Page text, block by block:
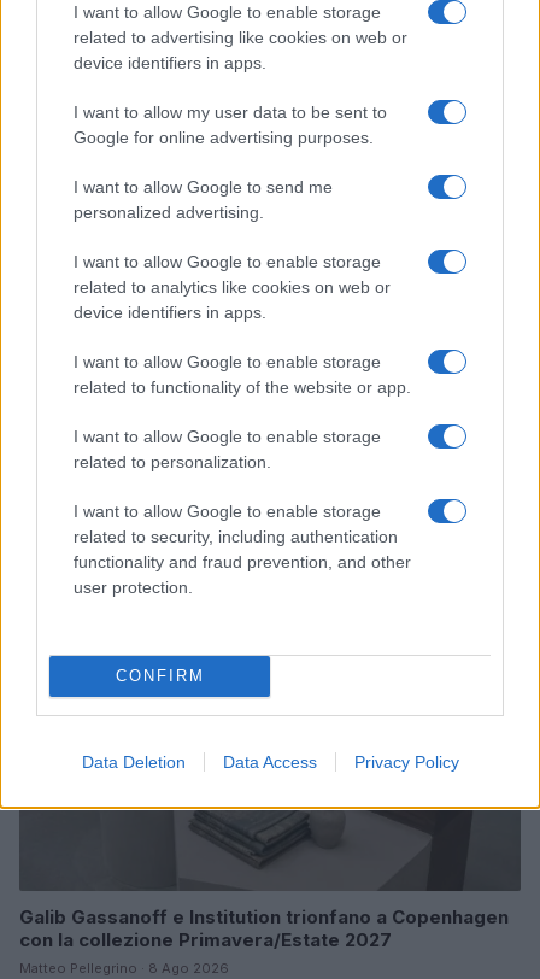
I want to allow Google to enable storage
related to advertising like cookies on web or
device identifiers in apps.
I want to allow my user data to be sent to
Google for online advertising purposes.
I want to allow Google to send me
personalized advertising.
I want to allow Google to enable storage
related to analytics like cookies on web or
device identifiers in apps.
I want to allow Google to enable storage
related to functionality of the website or app.
I want to allow Google to enable storage
related to personalization.
I want to allow Google to enable storage
related to security, including authentication
functionality and fraud prevention, and other
user protection.
CONFIRM
Data Deletion Data Access Privacy Policy
Continua a leggere
PEOPLE
Chiara Ferragni senza trucco: riflessioni su autenticità
e benessere
Camilla Fiore · 8 Ago 2026
Galib Gassanoff e Institution trionfano a Copenhagen
con la collezione Primavera/Estate 2027
Matteo Pellegrino · 8 Ago 2026